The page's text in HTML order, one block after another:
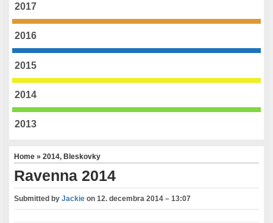
2017
2016
2015
2014
2013
Home»2014, Bleskovky
Ravenna 2014
Submitted byJackie on12. decembra 2014 – 13:07